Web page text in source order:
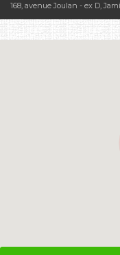
168, avenue Joulan - ex D,